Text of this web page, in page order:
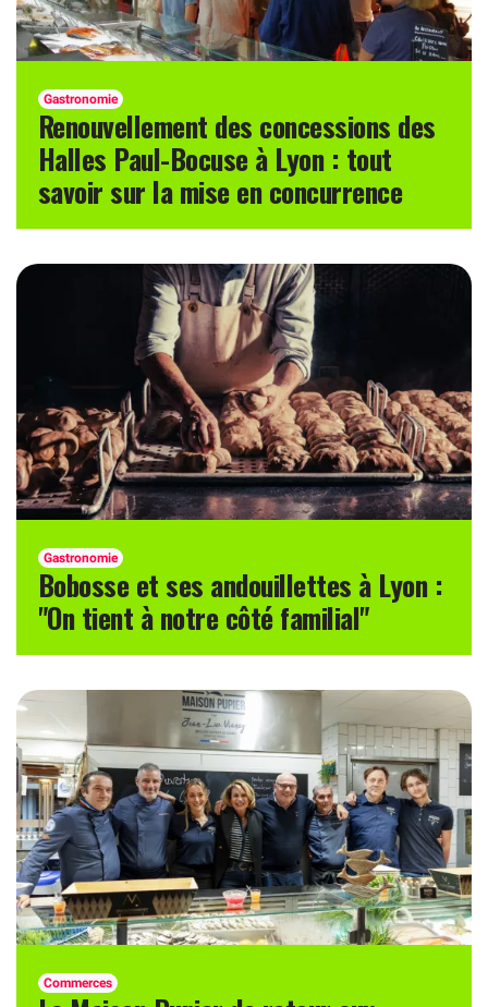
Gastronomie
Renouvellement des concessions des
Halles Paul-Bocuse à Lyon : tout
savoir sur la mise en concurrence
Gastronomie
Bobosse et ses andouillettes à Lyon :
"On tient à notre côté familial"
Commerces